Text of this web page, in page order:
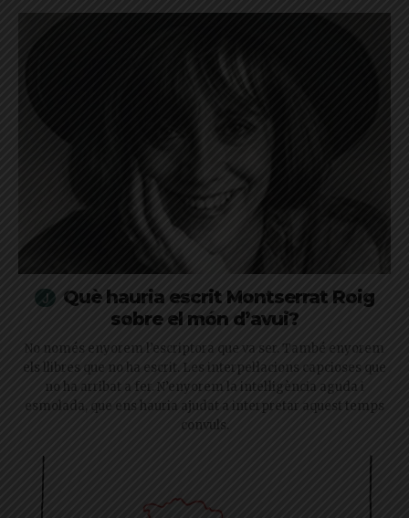
Què hauria escrit Montserrat Roig
sobre el món d’avui?
No només enyorem l’escriptora que va ser. També enyorem
els llibres que no ha escrit. Les interpel·lacions capcioses que
no ha arribat a fer. N’enyorem la intel·ligència aguda i
esmolada, que ens hauria ajudat a interpretar aquest temps
convuls.